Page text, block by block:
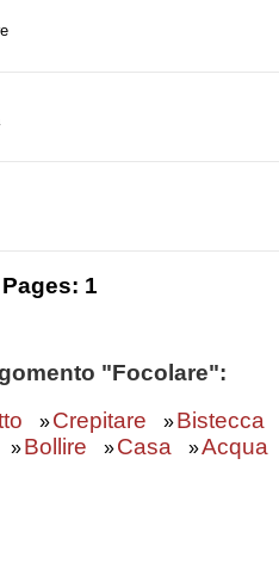
Pages: 1
"Focolare":
»Crepitare »Bistecca
»Bollire »Casa »Acqua